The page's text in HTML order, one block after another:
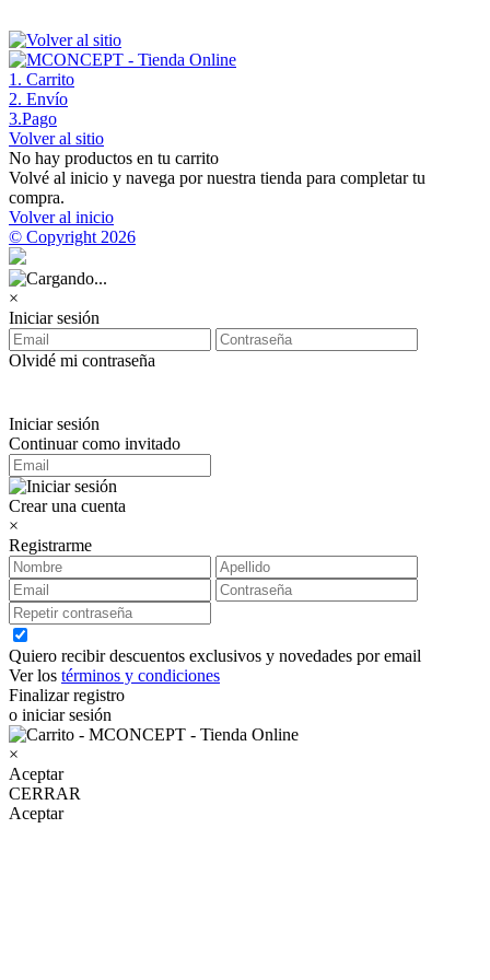
1 . Carrito
2. Envío
3.Pago
Volver al sitio
No hay productos en tu carrito
Volvé al inicio y navega por nuestra tienda para completar tu
compra.
Volver al inicio
© Copyright 2026
×
Iniciar sesión
Olvidé mi contraseña
Iniciar sesión
Continuar como invitado
Crear una cuenta
×
Registrarme
Quiero recibir descuentos exclusivos y novedades por email
Ver los términos y condiciones
Finalizar registro
o iniciar sesión
×
Aceptar
CERRAR
Aceptar